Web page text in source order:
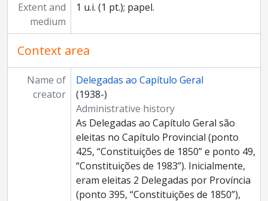
Extent and
medium
1 u.i. (1 pt.); papel.
Context area
Name of
creator
Delegadas ao Capítulo Geral
(1938-)
Administrative history
As Delegadas ao Capítulo Geral são
eleitas no Capítulo Provincial (ponto
425, “Constituições de 1850” e ponto 49,
“Constituições de 1983”). Inicialmente,
eram eleitas 2 Delegadas por Província
(ponto 395, “Constituições de 1850”),